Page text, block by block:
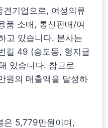
기업으로, 여성의류
품 소매, 통신판매/여
고 있습니다. 본사는
길 49 (송도동, 형지글
있습니다. 참고로
원의 매출액을 달성하
은 5,779만원이며,